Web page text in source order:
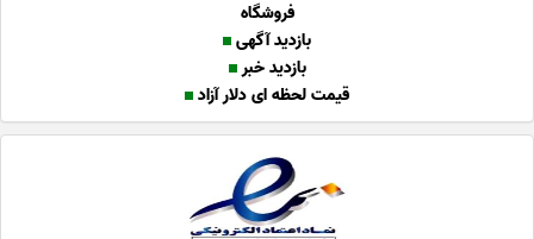
فروشگاه
بازدید آگهی
بازدید خبر
قیمت لحظه ای دلار آزاد